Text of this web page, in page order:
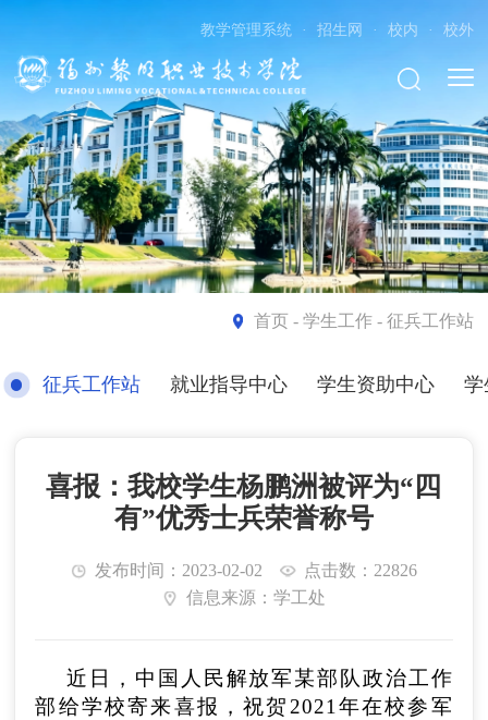
教学管理系统 · 招生网 · 校内 · 校外
首页- 学生工作 - 征兵工作站
征兵工作站 就业指导中心 学生资助中心 学
喜报：我校学生杨鹏洲被评为“四
有”优秀士兵荣誉称号
发布时间：2023-02-02
点击数：22826
信息来源：学工处
近日，中国人民解放军某部队政治工作
部给学校寄来喜报，祝贺2021年在校参军